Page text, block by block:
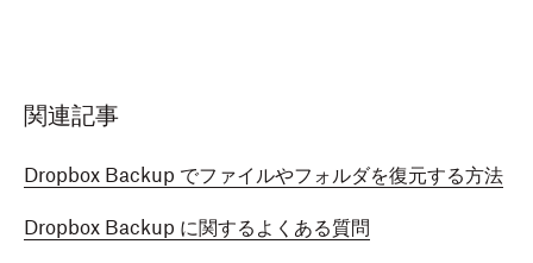
関連記事
Dropbox Backup でファイルやフォルダを復元する方法
Dropbox Backup に関するよくある質問